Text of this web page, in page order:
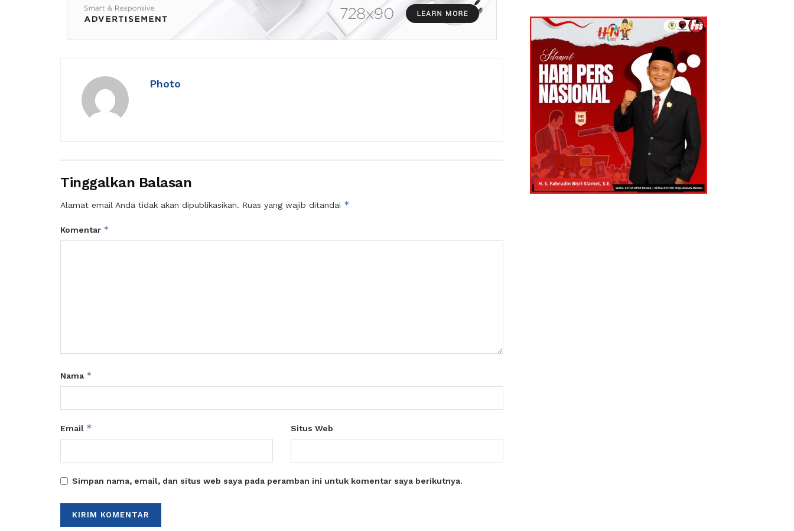
Photo
Tinggalkan Balasan
Alamat email Anda tidak akan dipublikasikan. Ruas yang wajib ditandai *
Komentar *
Nama *
Email * Situs Web
Simpan nama, email, dan situs web saya pada peramban ini untuk komentar saya berikutnya.